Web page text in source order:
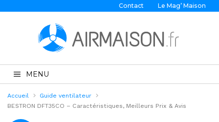
Contact Le Mag’ Maison
MENU
Accueil
Guide ventilateur
BESTRON DFT35CO – Caractéristiques, Meilleurs Prix & Avis